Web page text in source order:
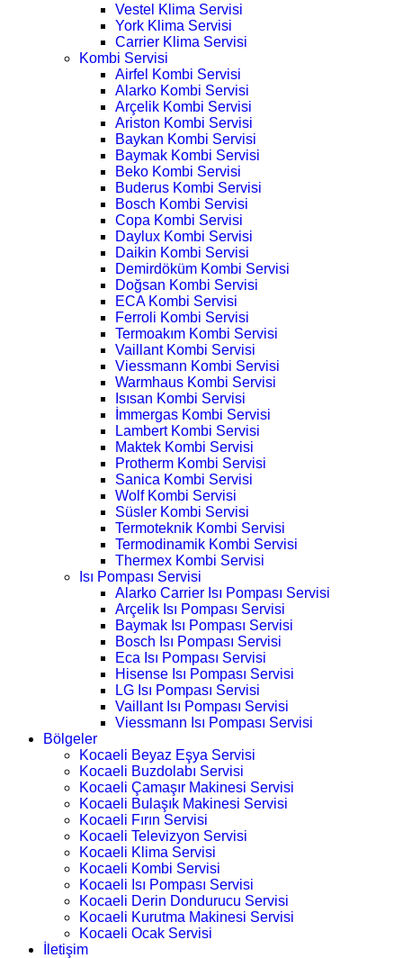
Vestel Klima Servisi
York Klima Servisi
Carrier Klima Servisi
Kombi Servisi
Airfel Kombi Servisi
Alarko Kombi Servisi
Arçelik Kombi Servisi
Ariston Kombi Servisi
Baykan Kombi Servisi
Baymak Kombi Servisi
Beko Kombi Servisi
Buderus Kombi Servisi
Bosch Kombi Servisi
Copa Kombi Servisi
Daylux Kombi Servisi
Daikin Kombi Servisi
Demirdöküm Kombi Servisi
Doğsan Kombi Servisi
ECA Kombi Servisi
Ferroli Kombi Servisi
Termoakım Kombi Servisi
Vaillant Kombi Servisi
Viessmann Kombi Servisi
Warmhaus Kombi Servisi
Isısan Kombi Servisi
İmmergas Kombi Servisi
Lambert Kombi Servisi
Maktek Kombi Servisi
Protherm Kombi Servisi
Sanica Kombi Servisi
Wolf Kombi Servisi
Süsler Kombi Servisi
Termoteknik Kombi Servisi
Termodinamik Kombi Servisi
Thermex Kombi Servisi
Isı Pompası Servisi
Alarko Carrier Isı Pompası Servisi
Arçelik Isı Pompası Servisi
Baymak Isı Pompası Servisi
Bosch Isı Pompası Servisi
Eca Isı Pompası Servisi
Hisense Isı Pompası Servisi
LG Isı Pompası Servisi
Vaillant Isı Pompası Servisi
Viessmann Isı Pompası Servisi
Bölgeler
Kocaeli Beyaz Eşya Servisi
Kocaeli Buzdolabı Servisi
Kocaeli Çamaşır Makinesi Servisi
Kocaeli Bulaşık Makinesi Servisi
Kocaeli Fırın Servisi
Kocaeli Televizyon Servisi
Kocaeli Klima Servisi
Kocaeli Kombi Servisi
Kocaeli Isı Pompası Servisi
Kocaeli Derin Dondurucu Servisi
Kocaeli Kurutma Makinesi Servisi
Kocaeli Ocak Servisi
İletişim